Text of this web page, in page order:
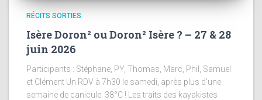
RÉCITS SORTIES
Isère Doron² ou Doron² Isère ? – 27 & 28
juin 2026
Participants : Stéphane, PY, Thomas, Marc, Phil, Samuel
et Clément Un RDV à 7h30 le samedi, après plus d’une
semaine de canicule. 38°C ! Les traits des kayakistes